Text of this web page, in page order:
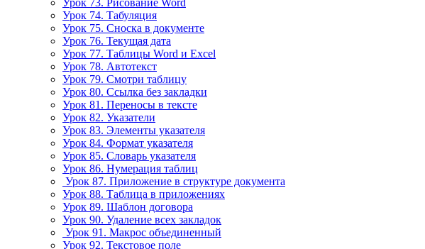
Урок 73. Рисование Word
Урок 74. Табуляция
Урок 75. Сноска в документе
Урок 76. Текущая дата
Урок 77. Таблицы Word и Excel
Урок 78. Автотекст
Урок 79. Смотри таблицу
Урок 80. Ссылка без закладки
Урок 81. Переносы в тексте
Урок 82. Указатели
Урок 83. Элементы указателя
Урок 84. Формат указателя
Урок 85. Словарь указателя
Урок 86. Нумерация таблиц
Урок 87. Приложение в структуре документа
Урок 88. Таблица в приложениях
Урок 89. Шаблон договора
Урок 90. Удаление всех закладок
Урок 91. Макрос объединенный
Урок 92. Текстовое поле